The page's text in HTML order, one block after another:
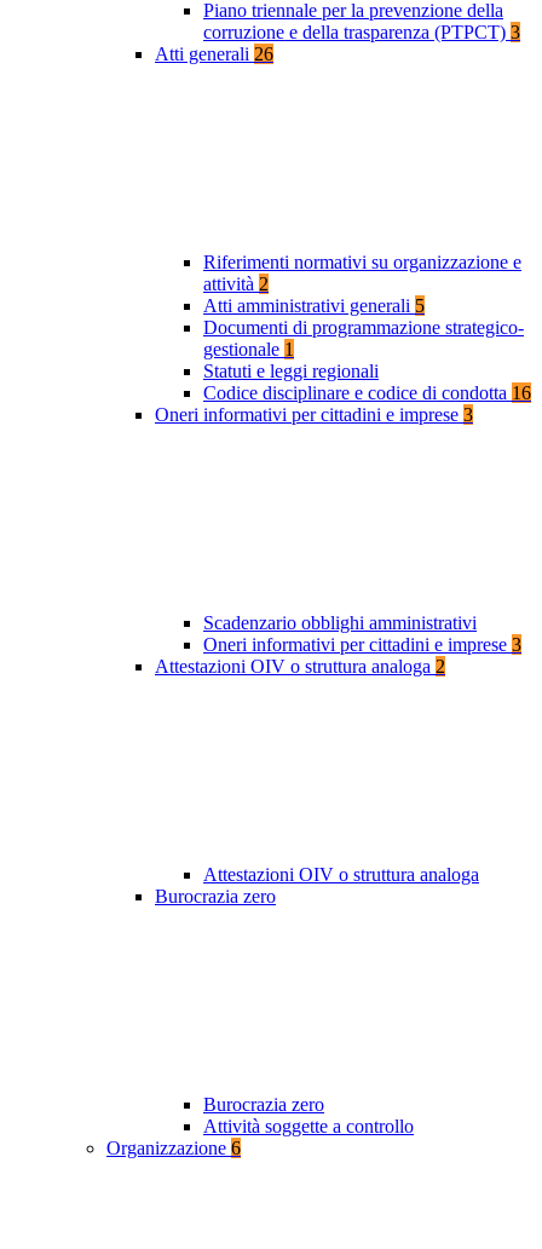
Piano triennale per la prevenzione della
corruzione e della trasparenza (PTPCT) 3
Atti generali 26
Riferimenti normativi su organizzazione e
attività 2
Atti amministrativi generali 5
Documenti di programmazione strategico-
gestionale 1
Statuti e leggi regionali
Codice disciplinare e codice di condotta 16
Oneri informativi per cittadini e imprese 3
Scadenzario obblighi amministrativi
Oneri informativi per cittadini e imprese 3
Attestazioni OIV o struttura analoga 2
Attestazioni OIV o struttura analoga
Burocrazia zero
Burocrazia zero
Attività soggette a controllo
Organizzazione 6